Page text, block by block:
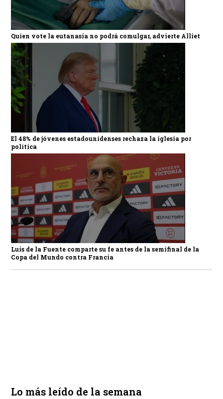
Quien vote la eutanasia no podrá comulgar, advierte Alliet
El 48% de jóvenes estadounidenses rechaza la iglesia por
política
Luis de la Fuente comparte su fe antes de la semifinal de la
Copa del Mundo contra Francia
Lo más leído de la semana